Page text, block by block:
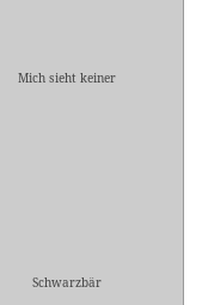
Mich sieht keiner
Schwarzbär